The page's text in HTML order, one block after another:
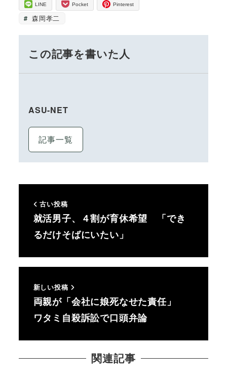
LINE Pocket Pinterest
森岡孝二
この記事を書いた人
ASU-NET
記事一覧
古い投稿
就活男子、４割が育休希望 「でき
るだけそばにいたい」
新しい投稿
両親が「会社に娘死なせた責任」
ワタミ自殺訴訟で口頭弁論
関連記事